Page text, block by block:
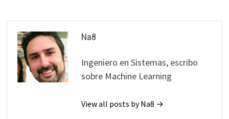
Na8
Ingeniero en Sistemas, escribo
sobre Machine Learning
View all posts by Na8 →